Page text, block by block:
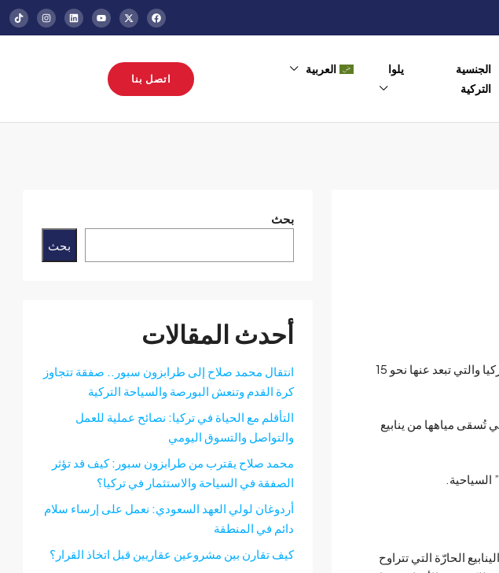
الجنسية
التركية
يلوا العربية
اتصل بنا
تشتهر بينابيعها المعدنية الحارّة، وتُوصف أنها من أبرز الأماكن السياحية القريبة من مدينة “يلوا” شمال غربي تركيا والتي تبعد عنها نحو 15
تُسقى مياهها من ينابيع
الحارّة التي تتراوح
بحث
بحث
أحدث المقالات
انتقال محمد صلاح إلى طرابزون سبور.. صفقة تتجاوز
كرة القدم وتنعش البورصة والسياحة التركية
التأقلم مع الحياة في تركيا: نصائح عملية للعمل
والتواصل والتسوق اليومي
محمد صلاح يقترب من طرابزون سبور: كيف قد تؤثر
الصفقة في السياحة والاستثمار في تركيا؟
أردوغان لولي العهد السعودي: نعمل على إرساء سلام
دائم في المنطقة
كيف تقارن بين مشروعين عقاريين قبل اتخاذ القرار؟